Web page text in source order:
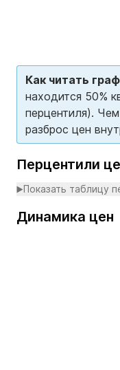
Как читать
находится 50%
перцентиля).
разброс цен
Перцентили
Показать таблицу
Динамика цен